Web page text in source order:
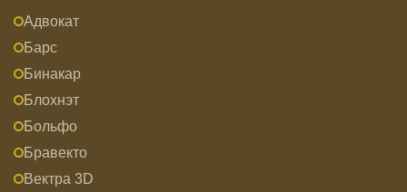
Адвокат
Барс
Бинакар
Блохнэт
Больфо
Бравекто
Вектра 3D